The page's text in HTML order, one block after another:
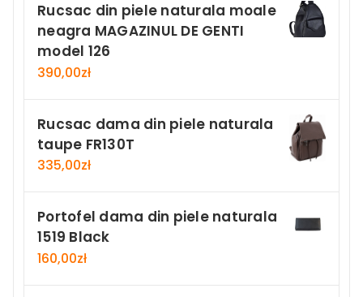
Rucsac din piele naturala moale
neagra MAGAZINUL DE GENTI
model 126
390,00zł
Rucsac dama din piele naturala
taupe FR130T
335,00zł
Portofel dama din piele naturala
1519 Black
160,00zł